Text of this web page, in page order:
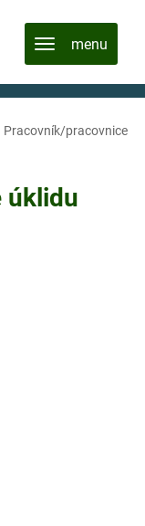
Pracovník/pracovnice
úklidu